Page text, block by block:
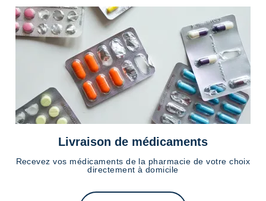
Livraison de médicaments
Recevez vos médicaments de la pharmacie de votre choix
directement à domicile